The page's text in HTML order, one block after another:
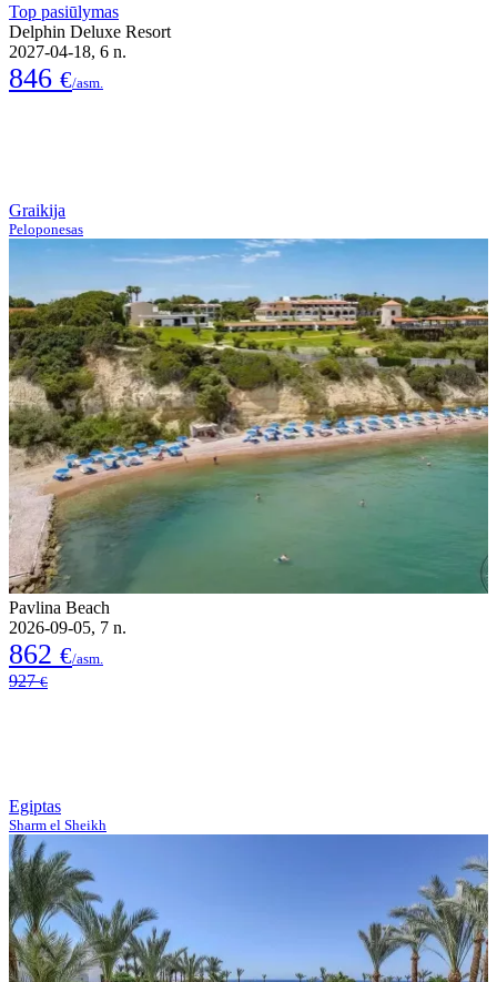
Top pasiūlymas
Delphin Deluxe Resort
2027-04-18, 6 n.
846 €/asm.
Graikija
Peloponesas
Pavlina Beach
2026-09-05, 7 n.
862 €/asm.
927€
Egiptas
Sharm el Sheikh